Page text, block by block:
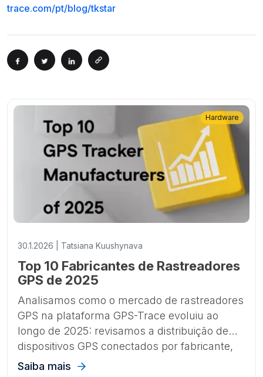
trace.com/pt/blog/tkstar
30.1.2026 | Tatsiana Kuushynava
Top 10 Fabricantes de Rastreadores
GPS de 2025
Analisamos como o mercado de rastreadores
GPS na plataforma GPS-Trace evoluiu ao
longo de 2025: revisamos a distribuição de
dispositivos GPS conectados por fabricante,
identificamos as marcas e modelos de
Saiba mais
Hardware